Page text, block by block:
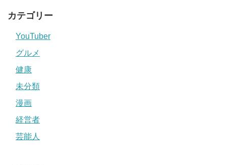
カテゴリー
YouTuber
グルメ
健康
未分類
漫画
経営者
芸能人